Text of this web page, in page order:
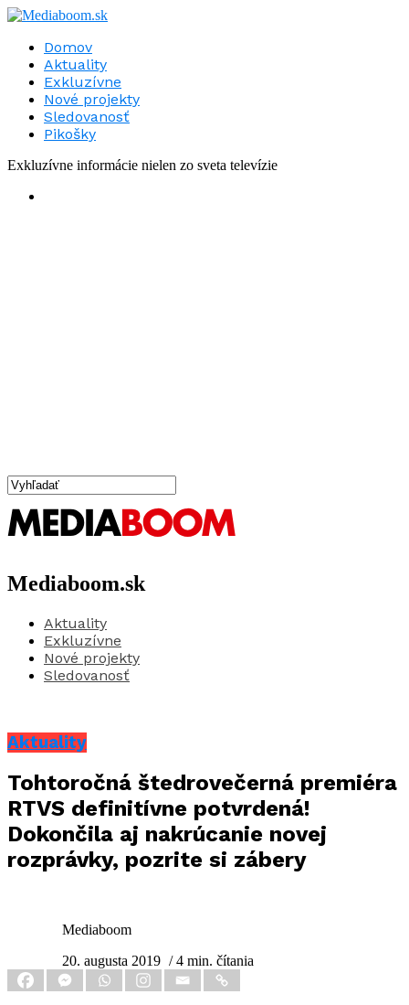
Domov
Aktuality
Exkluzívne
Nové projekty
Sledovanosť
Pikošky
Exkluzívne informácie nielen zo sveta televízie
Mediaboom.sk
Aktuality
Exkluzívne
Nové projekty
Sledovanosť
Aktuality
Tohtoročná štedrovečerná premiéra
RTVS definitívne potvrdená!
Dokončila aj nakrúcanie novej
rozprávky, pozrite si zábery
Mediaboom
20. augusta 2019 / 4 min. čítania